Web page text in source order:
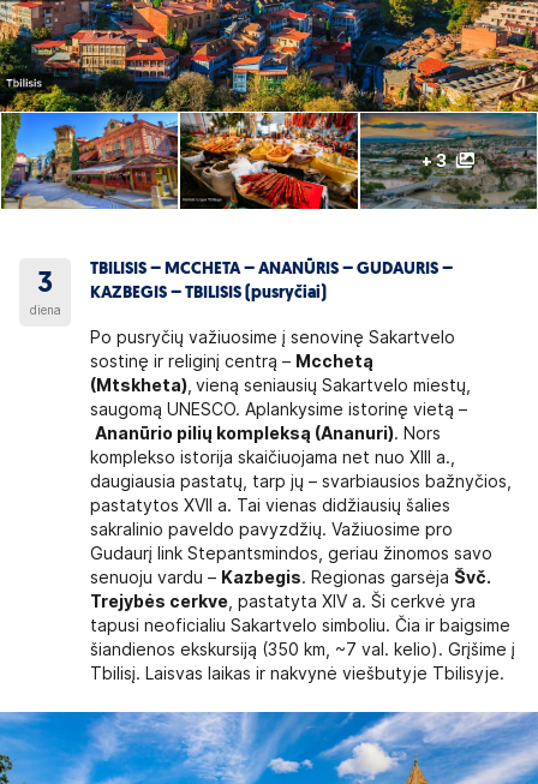
+ 3
3
diena
TBILISIS – MCCHETA – ANANŪRIS – GUDAURIS –
KAZBEGIS – TBILISIS (pusryčiai)
Po pusryčių važiuosime į senovinę Sakartvelo
sostinę ir religinį centrą – Mcchetą
(Mtskheta) vieną seniausių Sakartvelo miestų,
saugomą UNESCO. Aplankysime istorinę vietą –
Ananūrio pilių kompleksą (Ananuri). Nors
komplekso istorija skaičiuojama net nuo XIII a.,
daugiausia pastatų, tarp jų – svarbiausios bažnyčios,
pastatytos XVII a. Tai vienas didžiausių šalies
sakralinio paveldo pavyzdžių. Važiuosime pro
Gudaurį link Stepantsmindos, geriau žinomos savo
senuoju vardu – Kazbegis. Regionas garsėja Švč.
Trejybės cerkve , pastatyta XIV a. Ši cerkvė yra
tapusi neoficialiu Sakartvelo simboliu. Čia ir baigsime
šiandienos ekskursiją (350 km, ~7 val. kelio). Grįšime į
Tbilisį. Laisvas laikas ir nakvynė viešbutyje Tbilisyje.